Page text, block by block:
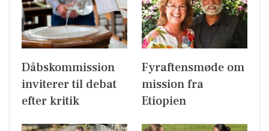
Dåbskommission
inviterer til debat
efter kritik
Fyraftensmøde om
mission fra
Etiopien